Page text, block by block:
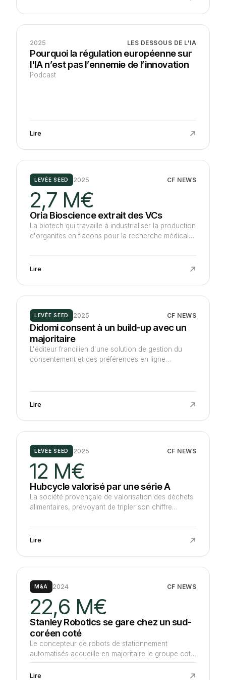
2025 LES DESSOUS DE L'IA
Pourquoi la régulation européenne sur
l'IA n’est pas l’ennemie de l’innovation
Podcast
Lire
LEVÉE SEED 2025 CF NEWS
2,7 M€
Oria Bioscience extrait des VCs
La biotech qui travaille à industrialiser la production
d'organites en flacons pour la recherche médicale
Galion.exe, meneurs, aux côtés de Cenitz et
Calyseed.
Lire
LEVÉE SEED 2025 CF NEWS
Didomi consent à un build-up avec un
majoritaire
L'éditeur francilien d'une solution de gestion du
consentement et des préférences en ligne
collecte de données dite server-side tagging, d'un
Lire
LEVÉE SEED 2025 CF NEWS
12 M€
Hubcycle valorisé par une série A
La société provençale de valorisation des déchets
alimentaires, prévoyant de tripler son chiffre
ce niveau de croissance avec une levée de 12 M€
auprès du britannique ETF, meneur devant Raise,
Lire
M&A 2024 CF NEWS
22,6 M€
Stanley Robotics se gare chez un sud-
coréen coté
Le concepteur de robots de stationnement
automatisés accueille en majoritaire le groupe coté
sud-coréen HL spécialisé dans l’équipement de
l’industrie automobile. L’acquéreur acquiert 74,1 %
Lire